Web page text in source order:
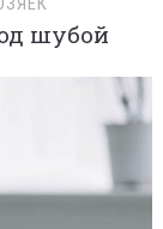
шубой